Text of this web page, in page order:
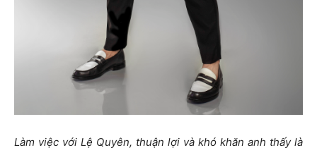
Làm việc với Lệ Quyên, thuận lợi và khó khăn anh thấy là